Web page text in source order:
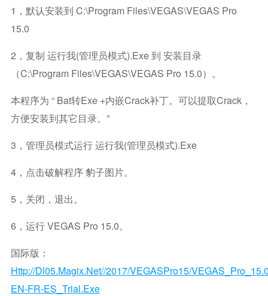
1，默认安装到 C:\Program Files\VEGAS\VEGAS Pro
15.0
2，复制 运行我(管理员模式).exe 到 安装目录
（c:\Program Files\VEGAS\VEGAS Pro 15.0）。
本程序为 “ Bat转exe +内嵌crack补丁。可以提取crack，
方便安装到其它目录。”
3，管理员模式运行 运行我(管理员模式).exe
4，点击破解程序 豹子图片。
5，关闭，退出。
6，运行 VEGAS Pro 15.0。
国际版：
Http://dl05.magix.net//2017/VEGASPro15/
EN-FR-ES_Trial.exe